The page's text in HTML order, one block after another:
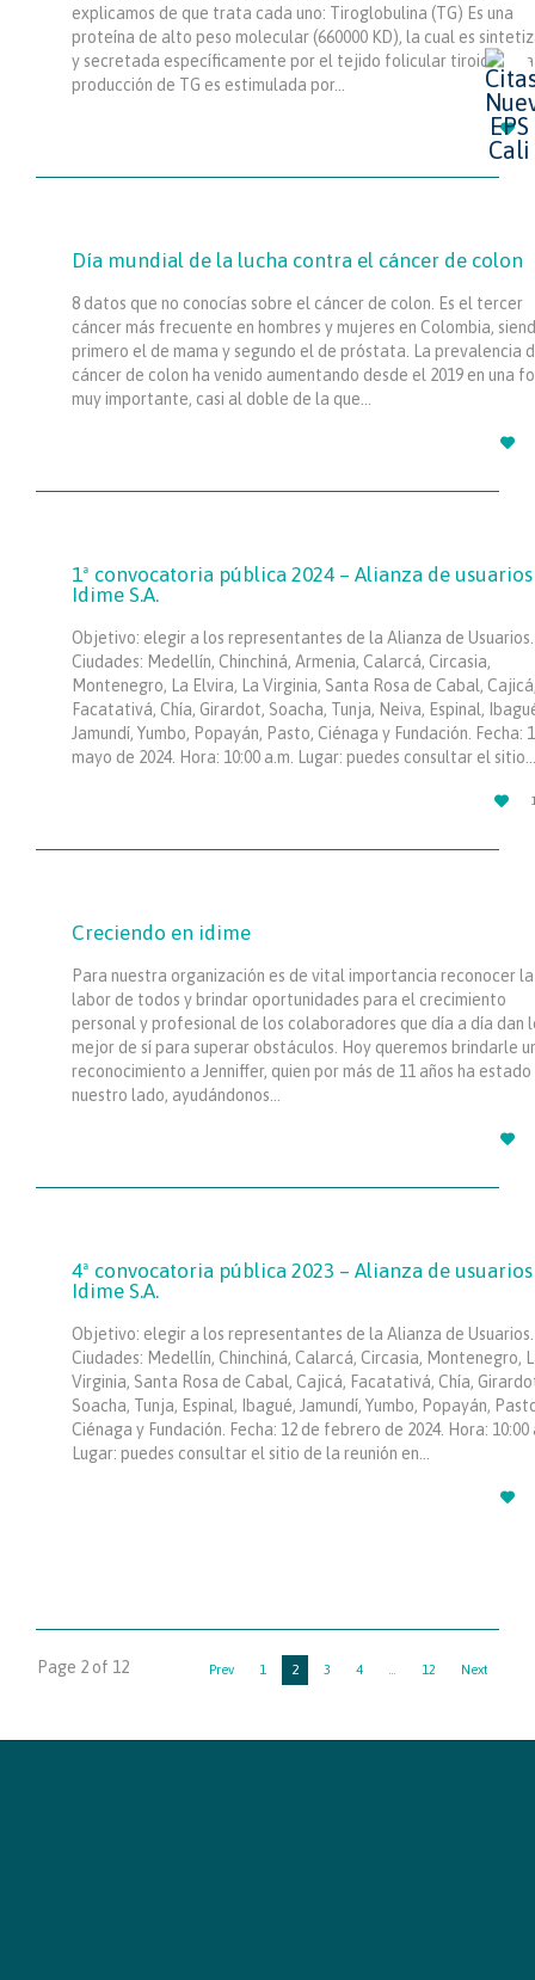
explicamos de que trata cada uno: Tiroglobulina (TG) Es una
proteína de alto peso molecular (660000 KD), la cual es
y secretada específicamente por el tejido folicular tiroideo. La
producción de TG es estimulada por…

Día mundial de la lucha contra el cáncer de colon
8 datos que no conocías sobre el cáncer de colon. Es el tercer
cáncer más frecuente en hombres y mujeres en Colombia,
primero el de mama y segundo el de próstata. La prevalencia
cáncer de colon ha venido aumentando desde el 2019 en una
muy importante, casi al doble de la que…

1ª convocatoria pública 2024 – Alianza de usuarios
Idime S.A.
Objetivo: elegir a los representantes de la Alianza de Usuarios.
Ciudades: Medellín, Chinchiná, Armenia, Calarcá, Circasia,
Montenegro, La Elvira, La Virginia, Santa Rosa de Cabal,
Facatativá, Chía, Girardot, Soacha, Tunja, Neiva, Espinal,
Jamundí, Yumbo, Popayán, Pasto, Ciénaga y Fundación. Fecha:
mayo de 2024. Hora: 10:00 a.m. Lugar: puedes consultar el sitio…

Creciendo en idime
Para nuestra organización es de vital importancia reconocer la
labor de todos y brindar oportunidades para el crecimiento
personal y profesional de los colaboradores que día a día dan
mejor de sí para superar obstáculos. Hoy queremos brindarle
reconocimiento a Jenniffer, quien por más de 11 años ha estado
nuestro lado, ayudándonos…

4ª convocatoria pública 2023 – Alianza de usuarios
Idime S.A.
Objetivo: elegir a los representantes de la Alianza de Usuarios.
Ciudades: Medellín, Chinchiná, Calarcá, Circasia, Montenegro,
Virginia, Santa Rosa de Cabal, Cajicá, Facatativá, Chía,
Soacha, Tunja, Espinal, Ibagué, Jamundí, Yumbo, Popayán,
Ciénaga y Fundación. Fecha: 12 de febrero de 2024. Hora: 10:00
Lugar: puedes consultar el sitio de la reunión en…

Page 2 of 12 Prev 1 2 3 4 12 Next